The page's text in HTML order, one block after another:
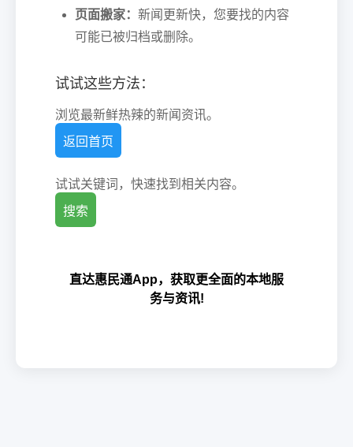
页面搬家： 新闻更新快，您要找的内容
可能已被归档或删除。
试试这些方法：
浏览最新鲜热辣的新闻资讯。
返回首页
试试关键词，快速找到相关内容。
搜索
直达惠民通App，获取更全面的本地服
务与资讯!